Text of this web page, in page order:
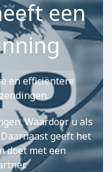
een
en efficiëntere
Waardoor u als
geeft het
doet met een